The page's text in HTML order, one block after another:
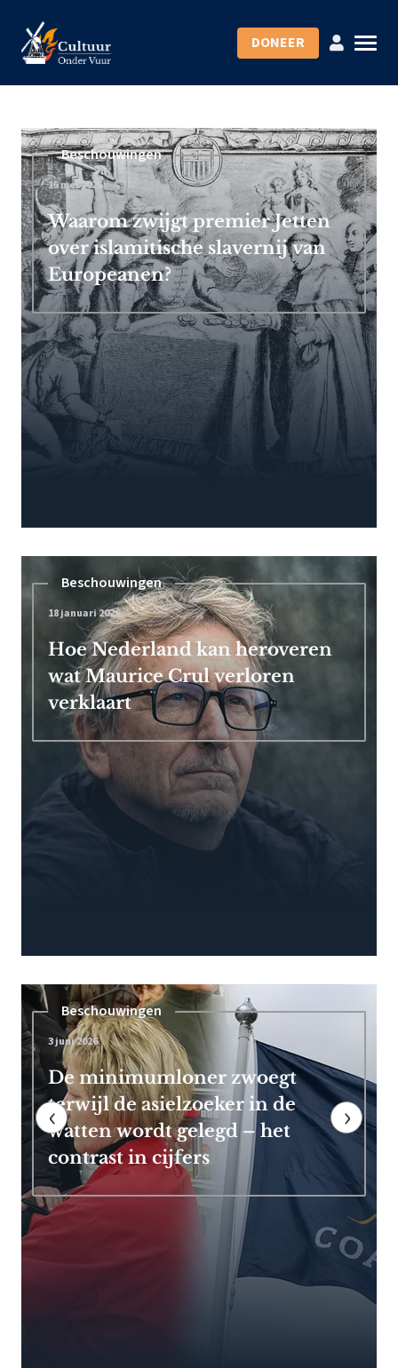
DONEER
Beschouwingen
15 mei 2026
Waarom zwijgt premier Jetten
over islamitische slavernij van
Europeanen?
Beschouwingen
18 januari 2026
Hoe Nederland kan heroveren
wat Maurice Crul verloren
verklaart
Pensioen
7 mei 2026
Frans Timmermans kan vroeg
met pensioen dankzij royale
EU-uitkering
‹ ›